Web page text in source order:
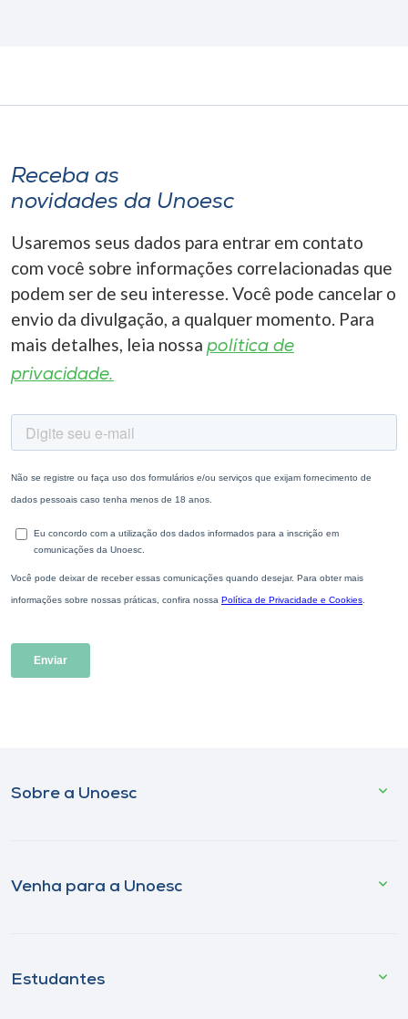
Receba as
novidades da Unoesc
Usaremos seus dados para entrar em contato
com você sobre informações correlacionadas que
podem ser de seu interesse. Você pode cancelar o
envio da divulgação, a qualquer momento. Para
mais detalhes, leia nossa política de
privacidade.
Sobre a Unoesc
Venha para a Unoesc
Estudantes